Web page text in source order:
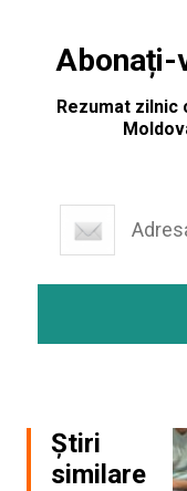
Abonați-
Rezumat zilnic
Știri
similare